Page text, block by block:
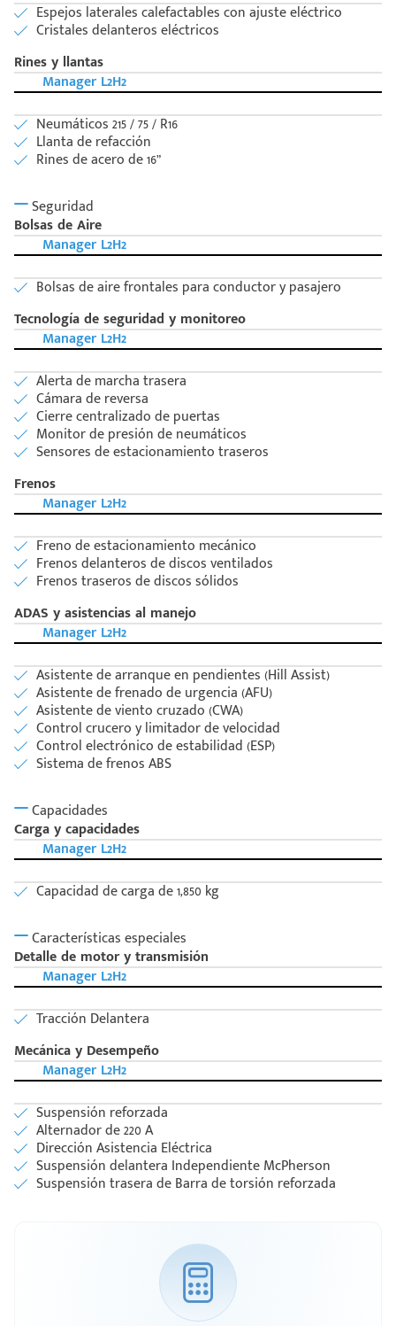
Espejos laterales calefactables con ajuste eléctrico
Cristales delanteros eléctricos
Rines y llantas
Manager L2H2
Neumáticos 215 / 75 / R16
Llanta de refacción
Rines de acero de 16”
Seguridad
Bolsas de Aire
Manager L2H2
Bolsas de aire frontales para conductor y pasajero
Tecnología de seguridad y monitoreo
Manager L2H2
Alerta de marcha trasera
Cámara de reversa
Cierre centralizado de puertas
Monitor de presión de neumáticos
Sensores de estacionamiento traseros
Frenos
Manager L2H2
Freno de estacionamiento mecánico
Frenos delanteros de discos ventilados
Frenos traseros de discos sólidos
ADAS y asistencias al manejo
Manager L2H2
Asistente de arranque en pendientes (Hill Assist)
Asistente de frenado de urgencia (AFU)
Asistente de viento cruzado (CWA)
Control crucero y limitador de velocidad
Control electrónico de estabilidad (ESP)
Sistema de frenos ABS
Capacidades
Carga y capacidades
Manager L2H2
Capacidad de carga de 1,850 kg
Características especiales
Detalle de motor y transmisión
Manager L2H2
Tracción Delantera
Mecánica y Desempeño
Manager L2H2
Suspensión reforzada
Alternador de 220 A
Dirección Asistencia Eléctrica
Suspensión delantera Independiente McPherson
Suspensión trasera de Barra de torsión reforzada